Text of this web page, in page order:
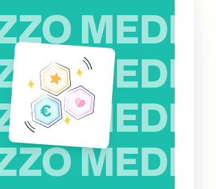
MEDIO
MEDIO
MEDIO
MEDIO